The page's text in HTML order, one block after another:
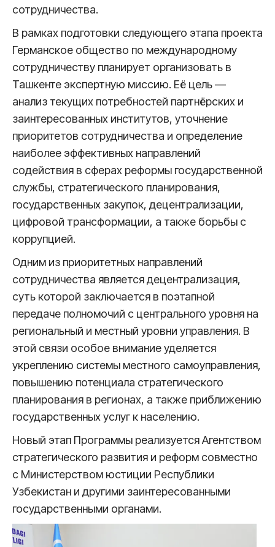
сотрудничества.
В рамках подготовки следующего этапа проекта
Германское общество по международному
сотрудничеству планирует организовать в
Ташкенте экспертную миссию. Её цель —
анализ текущих потребностей партнёрских и
заинтересованных институтов, уточнение
приоритетов сотрудничества и определение
наиболее эффективных направлений
содействия в сферах реформы государственной
службы, стратегического планирования,
государственных закупок, децентрализации,
цифровой трансформации, а также борьбы с
коррупцией.
Одним из приоритетных направлений
сотрудничества является децентрализация,
суть которой заключается в поэтапной
передаче полномочий с центрального уровня на
региональный и местный уровни управления. В
этой связи особое внимание уделяется
укреплению системы местного самоуправления,
повышению потенциала стратегического
планирования в регионах, а также приближению
государственных услуг к населению.
Новый этап Программы реализуется Агентством
стратегического развития и реформ совместно
с Министерством юстиции Республики
Узбекистан и другими заинтересованными
государственными органами.